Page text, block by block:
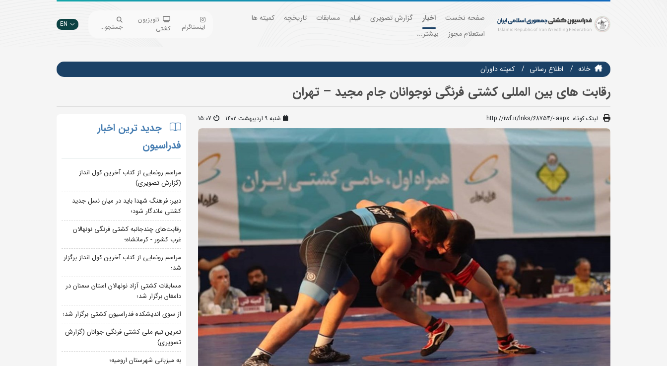
صفحه نخست اخبار گزارش تصویری فیلم مسابقات تاریخچه
کمیته ها
استعلام مجوز
بیشتر...
اینستاگرام
تلویزیون
کشتی
جستجو... EN
خانه اطلاع رسانی کمیته داوران
رقابت های بین المللی کشتی فرنگی نوجوانان جام مجید – تهران
لینک کوتاه: http://iwf.ir/lnks/68754/-.aspx شنبه ۹ اردیبهشت ۱۴۰۲ 15:07
جدید ترین اخبار
فدراسیون
مراسم رونمایی از کتاب آخرین کول انداز
(گزارش تصویری)
دبیر: فرهنگ شهدا باید در میان نسل جدید
کشتی ماندگار شود؛
رقابت‌های چندجانبه کشتی فرنگی نونهالان
غرب کشور - کرمانشاه؛
مراسم رونمایی از کتاب آخرین کول انداز برگزار
شد؛
مسابقات کشتی آزاد نونهالان استان سمنان در
دامغان برگزار شد؛
از سوی اندیشکده فدراسیون کشتی برگزار شد؛
تمرین تیم ملی کشتی فرنگی جوانان (گزارش
تصویری)
به میزبانی شهرستان ارومیه؛